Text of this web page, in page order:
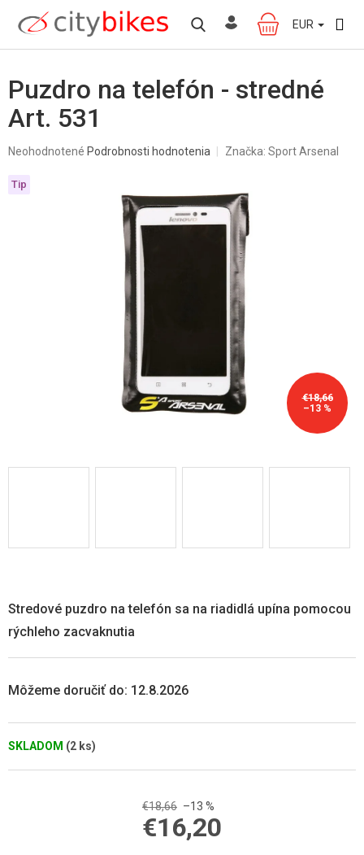
obsah
NÁKUPNÝ
KOŠÍK
EUR
Puzdro na telefón - stredné
Art. 531
Priemerné
produktu
je
Neohodnotené Podrobnosti hodnotenia Značka: Sport Arsenal
€18,66
–13 %
Tip
SKLADOM (2 ks)
Môžeme doručiť do: 12.8.2026
Stredové puzdro na telefón sa na riadidlá upína pomocou
rýchleho zacvaknutia
€18,66 –13 %
€16,20